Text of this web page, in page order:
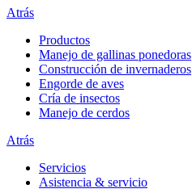
Atrás
Productos
Manejo de gallinas ponedoras
Construcción de invernaderos
Engorde de aves
Cría de insectos
Manejo de cerdos
Atrás
Servicios
Asistencia & servicio